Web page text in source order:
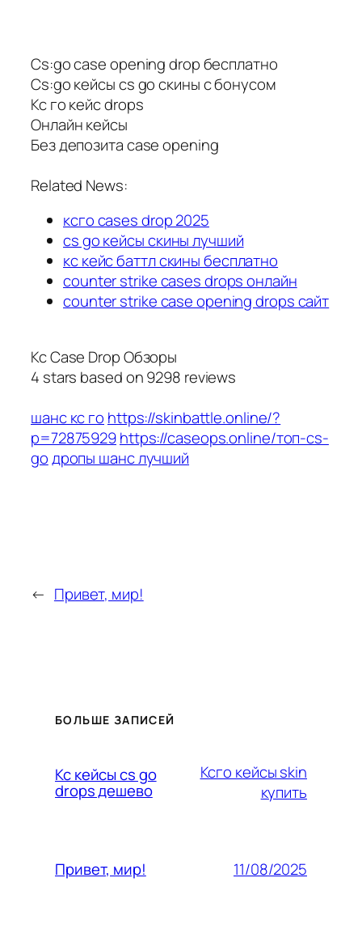
Cs:go case opening drop бесплатно
Cs:go кейсы cs go скины с бонусом
Кс го кейс drops
Онлайн кейсы
Без депозита case opening
Related News:
ксго cases drop 2025
cs go кейсы скины лучший
кс кейс баттл скины бесплатно
counter strike cases drops онлайн
counter strike case opening drops сайт
Кс Case Drop Обзоры
4 stars based on9298 reviews
шанс кс го https://skinbattle.online/?
p=72875929https://caseops.online/топ-cs-
goдропы шанс лучший
← Привет, мир!
БОЛЬШЕ ЗАПИСЕЙ
Кс кейсы cs go
drops дешево
Ксго кейсы skin
купить
Привет, мир! 11/08/2025